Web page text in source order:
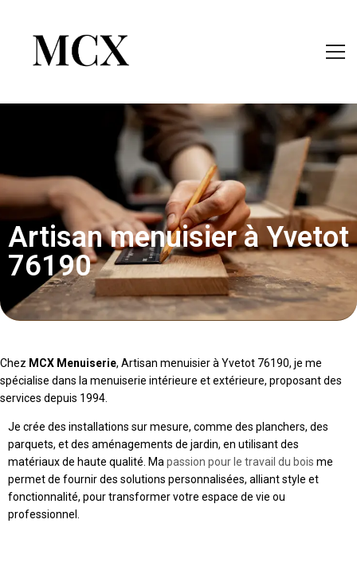
Artisan menuisier à Yvetot
76190
Chez MCX Menuiserie, Artisan menuisier à Yvetot 76190, je me
spécialise dans la menuiserie intérieure et extérieure, proposant des
services depuis 1994.
Je crée des installations sur mesure, comme des planchers, des
parquets, et des aménagements de jardin, en utilisant des
matériaux de haute qualité. Ma passion pour le travail du bois me
permet de fournir des solutions personnalisées, alliant style et
fonctionnalité, pour transformer votre espace de vie ou
professionnel.